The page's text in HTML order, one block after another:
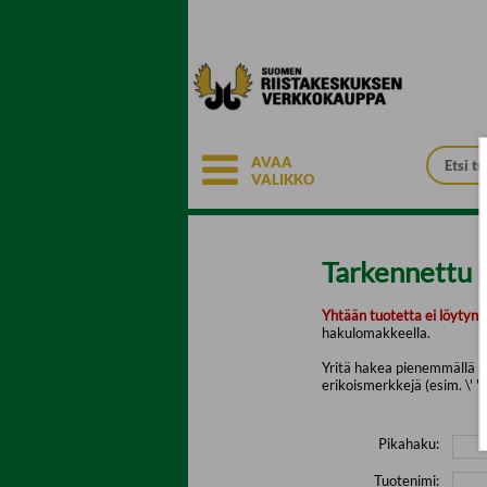
AVAA
VALIKKO
Tarkennettu
Yhtään tuotetta ei löytynyt.
hakulomakkeella.
Yritä hakea pienemmällä
erikoismerkkejä (esim. \' "
Pikahaku:
Tuotenimi: